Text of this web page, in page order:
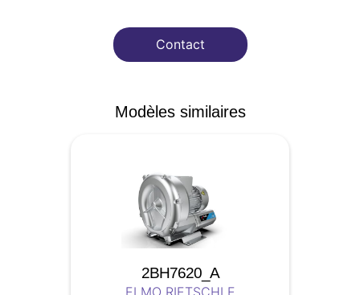
Contact
Modèles similaires
2BH7620_A
ELMO RIETSCHLE